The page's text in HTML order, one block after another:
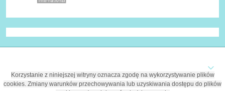
Korzystanie z niniejszej witryny oznacza zgodę na wykorzystywanie plików
cookies. Zmiany warunków przechowywania lub uzyskiwania dostępu do plików